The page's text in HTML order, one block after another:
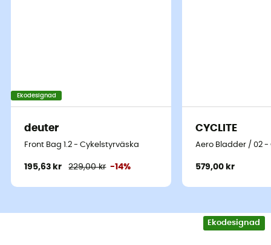
Ekodesignad
deuter
Front Bag 1.2 - Cykelstyrväska
195,63 kr 229,00 kr -14%
CYCLITE
Aero Bladder / 02
579,00 kr
Ekodesignad